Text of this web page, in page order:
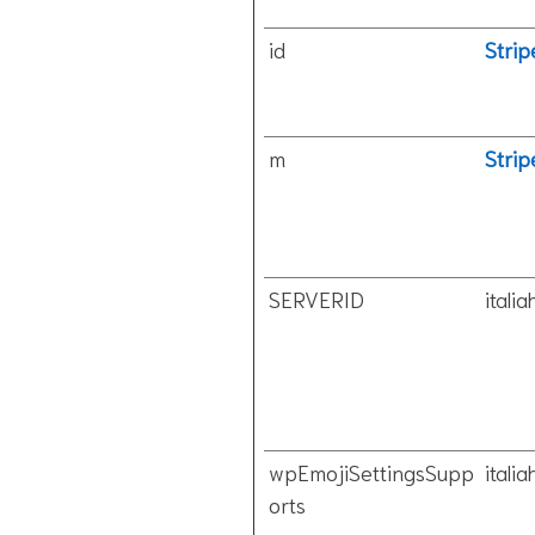
id
m
SERVERID
wpEmojiSettingsSupp
orts